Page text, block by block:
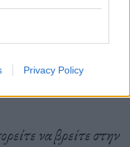
Privacy Policy
να βρείτε στην